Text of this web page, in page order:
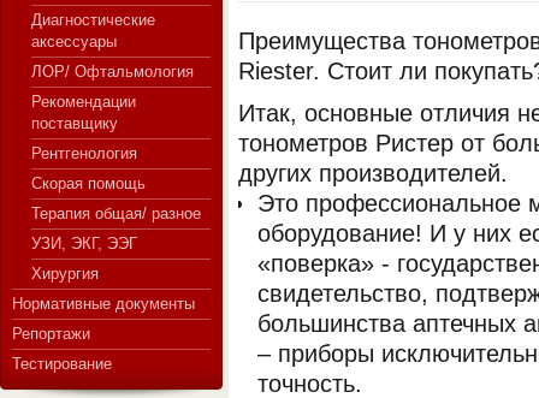
СЕРВЕР МЕДИЦИНСКОГО
Диагностические
аксессуары
ЛОР/ Офтальмология
Рекомендации
поставщику
Рентгенология
Скорая помощь
Терапия общая/ разное
УЗИ, ЭКГ, ЭЭГ
Хирургия
Нормативные документы
Репортажи
Тестирование
Преимущества
Riester. Стоит ли
Итак, основные отличия
тонометров Ристер от
других производителей.
Это профессиональное
оборудование! И у них
«поверка» -
свидетельство,
большинства аптечных
– приборы
точность.